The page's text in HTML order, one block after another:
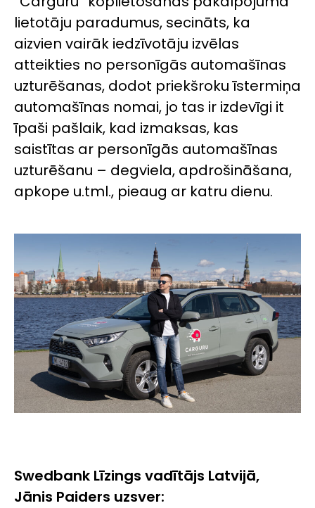
lietotāju paradumus, secināts, ka
aizvien vairāk iedzīvotāju izvēlas
atteikties no personīgās automašīnas
uzturēšanas, dodot priekšroku īstermiņa
automašīnas nomai, jo tas ir izdevīgi it
īpaši pašlaik, kad izmaksas, kas
saistītas ar personīgās automašīnas
uzturēšanu – degviela, apdrošināšana,
apkope u.tml., pieaug ar katru dienu.
Swedbank Līzings vadītājs Latvijā,
Jānis Paiders uzsver: